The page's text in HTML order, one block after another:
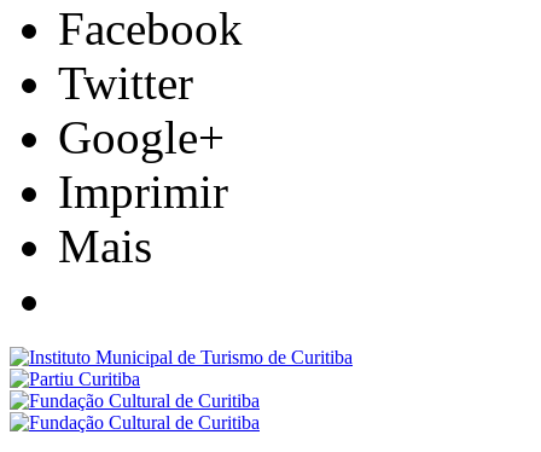
Facebook
Twitter
Google+
Imprimir
Mais